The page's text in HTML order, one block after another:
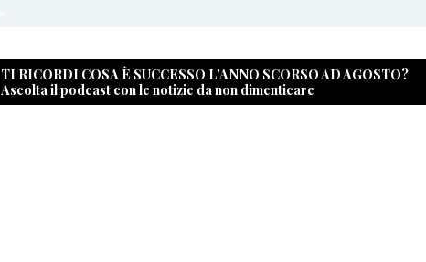
TI RICORDI COSA È SUCCESSO L’ANNO SCORSO AD AGOSTO?
Ascolta il podcast con le notizie da non dimenticare